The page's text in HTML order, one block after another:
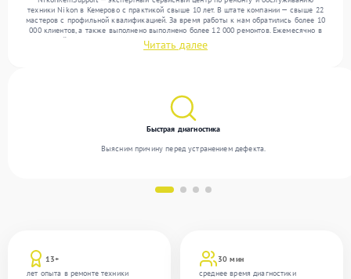
техники Nikon в Кемерово с практикой свыше 10 лет. В штате компании — свыше 22
мастеров с профильной квалификацией. За время работы к нам обратились более 10
000 клиентов, а также выполнено выполнено более 12 000 ремонтов. Ежемесячно в
сервисный центр поступает свыше 300 единиц техники, включая , , . Мы выполняем
ремонт различного уровня сложности и гарантируем высокое качество обслуживания
Читать далее
13+
лет опыта в ремонте техники
30 мин
среднее время диагностики
Быстрая диагностика
Выясним причину перед устранением дефекта.